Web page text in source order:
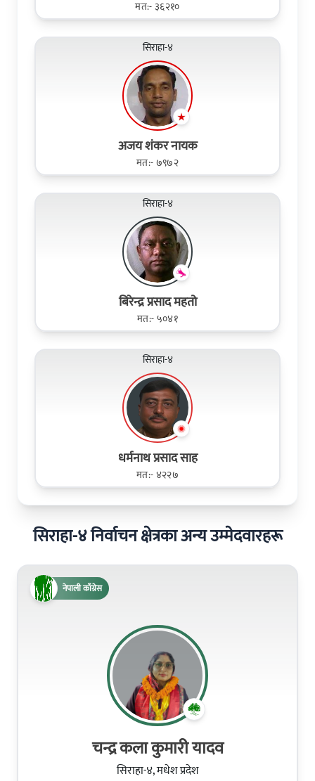
मत:- ३६२१०
सिराहा-४
अजय शंकर नायक
मत:- ७९७२
सिराहा-४
बिरेन्द्र प्रसाद महतो
मत:- ५०४१
सिराहा-४
धर्मनाथ प्रसाद साह
मत:- ४२२७
सिराहा-४ निर्वाचन क्षेत्रका अन्य उम्मेदवारहरू
नेपाली काँग्रेस
चन्द्र कला कुमारी यादव
सिराहा-४, मधेश प्रदेश